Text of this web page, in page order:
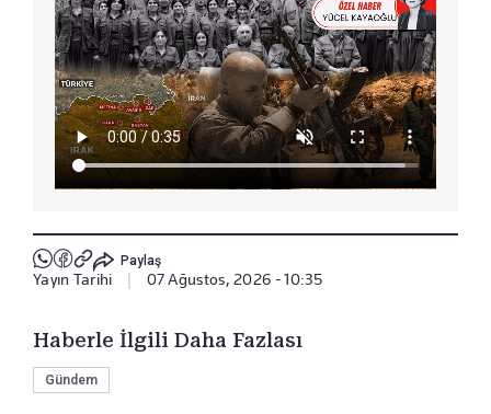
Paylaş
Yayın Tarihi 07 Ağustos, 2026 - 10:35
Haberle İlgili Daha Fazlası
Gündem